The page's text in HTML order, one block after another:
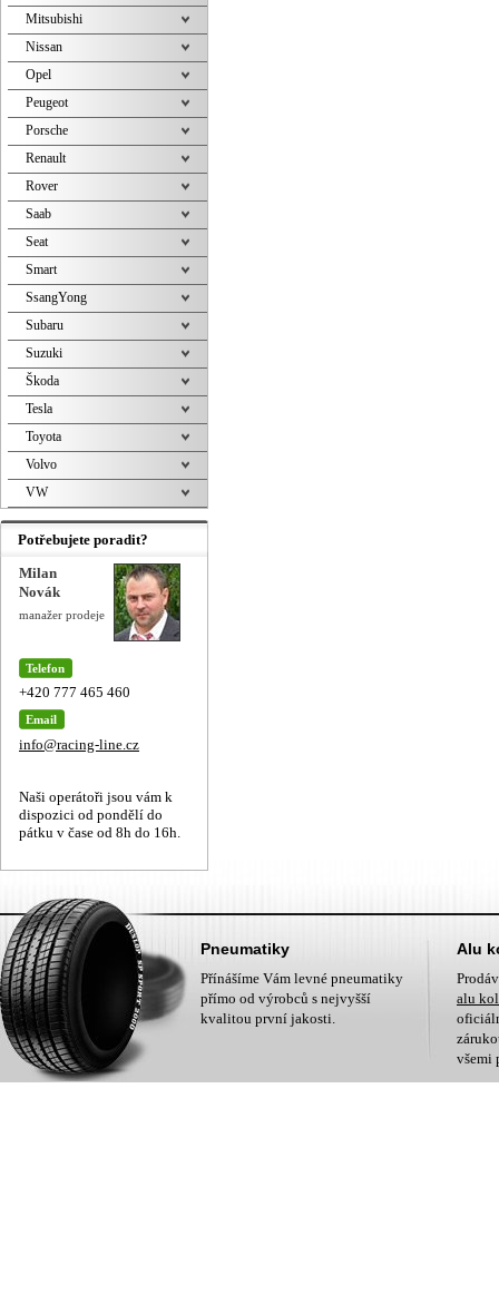
Mitsubishi
Nissan
Opel
Peugeot
Porsche
Renault
Rover
Saab
Seat
Smart
SsangYong
Subaru
Suzuki
Škoda
Tesla
Toyota
Volvo
VW
Potřebujete poradit?
Milan
Novák
manažer prodeje
Telefon
+420 777 465 460
Email
info@racing-line.cz
Naši operátoři jsou vám k
dispozici od pondělí do
pátku v čase od 8h do 16h.
Pneumatiky
Přínášíme Vám levné pneumatiky
přímo od výrobců s nejvyšší
kvalitou první jakosti.
Alu
alu
všemi